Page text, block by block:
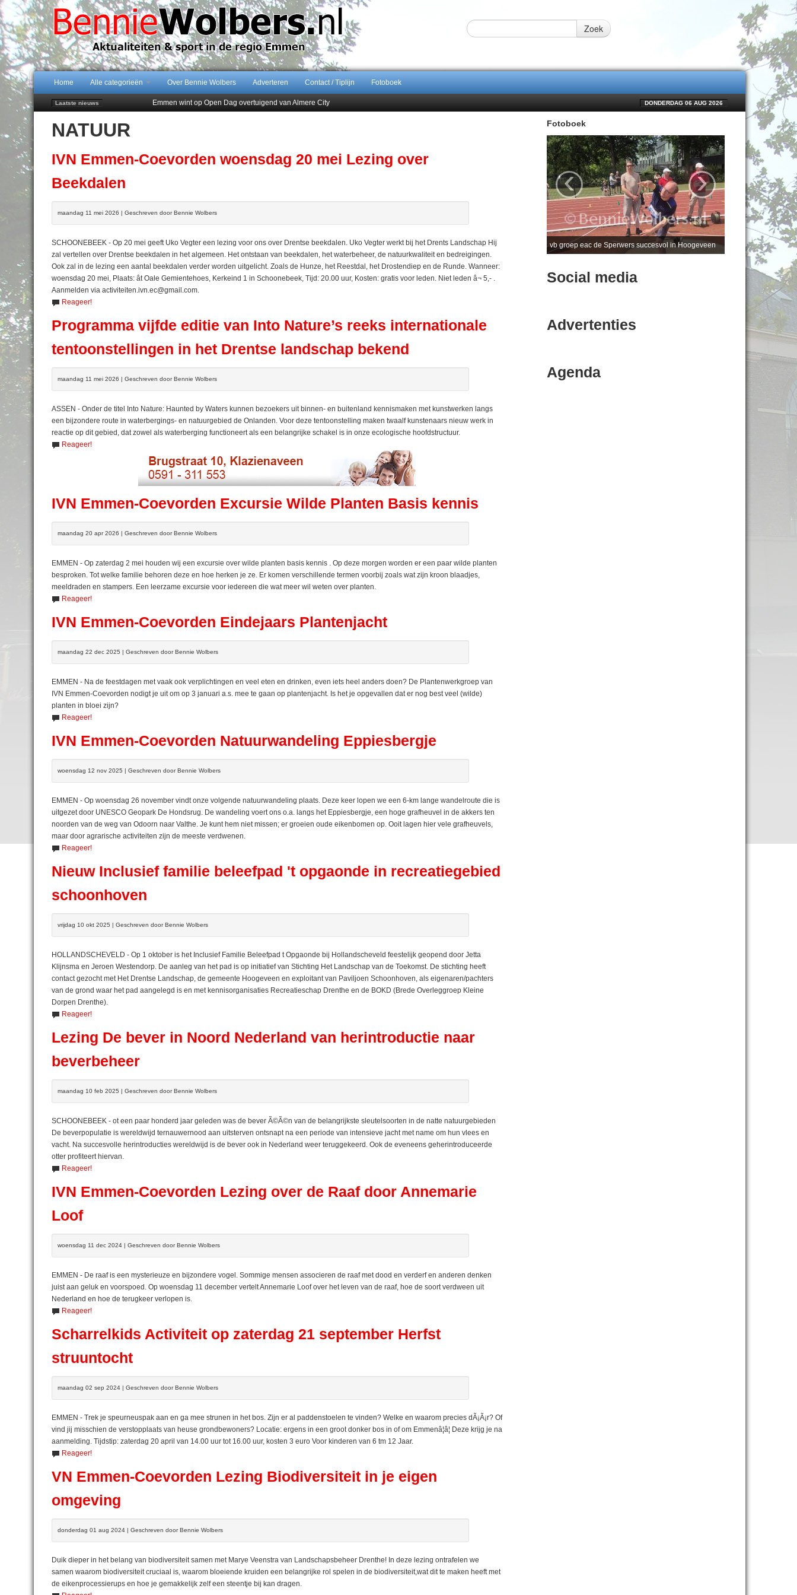
Zoek
Home Alle categorieën Over Bennie Wolbers Adverteren Contact / Tiplijn Fotoboek
Laatste nieuws
Emmen wint op Open Dag overtuigend van Almere City
DONDERDAG 06 AUG 2026
NATUUR
IVN Emmen-Coevorden woensdag 20 mei Lezing over
Beekdalen
maandag 11 mei 2026 | Geschreven door Bennie Wolbers
SCHOONEBEEK - Op 20 mei geeft Uko Vegter een lezing voor ons over Drentse beekdalen. Uko Vegter werkt bij het Drents Landschap Hij
zal vertellen over Drentse beekdalen in het algemeen. Het ontstaan van beekdalen, het waterbeheer, de natuurkwaliteit en bedreigingen.
Ook zal in de lezing een aantal beekdalen verder worden uitgelicht. Zoals de Hunze, het Reestdal, het Drostendiep en de Runde. Wanneer:
woensdag 20 mei, Plaats: ât Oale Gemientehoes, Kerkeind 1 in Schoonebeek, Tijd: 20.00 uur, Kosten: gratis voor leden. Niet leden â¬ 5,- .
Aanmelden via activiteiten.ivn.ec@gmail.com.
Reageer!
Programma vijfde editie van Into Nature’s reeks internationale
tentoonstellingen in het Drentse landschap bekend
maandag 11 mei 2026 | Geschreven door Bennie Wolbers
ASSEN - Onder de titel Into Nature: Haunted by Waters kunnen bezoekers uit binnen- en buitenland kennismaken met kunstwerken langs
een bijzondere route in waterbergings- en natuurgebied de Onlanden. Voor deze tentoonstelling maken twaalf kunstenaars nieuw werk in
reactie op dit gebied, dat zowel als waterberging functioneert als een belangrijke schakel is in onze ecologische hoofdstructuur.
Reageer!
IVN Emmen-Coevorden Excursie Wilde Planten Basis kennis
maandag 20 apr 2026 | Geschreven door Bennie Wolbers
EMMEN - Op zaterdag 2 mei houden wij een excursie over wilde planten basis kennis . Op deze morgen worden er een paar wilde planten
besproken. Tot welke familie behoren deze en hoe herken je ze. Er komen verschillende termen voorbij zoals wat zijn kroon blaadjes,
meeldraden en stampers. Een leerzame excursie voor iedereen die wat meer wil weten over planten.
Reageer!
IVN Emmen-Coevorden Eindejaars Plantenjacht
maandag 22 dec 2025 | Geschreven door Bennie Wolbers
EMMEN - Na de feestdagen met vaak ook verplichtingen en veel eten en drinken, even iets heel anders doen? De Plantenwerkgroep van
IVN Emmen-Coevorden nodigt je uit om op 3 januari a.s. mee te gaan op plantenjacht. Is het je opgevallen dat er nog best veel (wilde)
planten in bloei zijn?
Reageer!
IVN Emmen-Coevorden Natuurwandeling Eppiesbergje
woensdag 12 nov 2025 | Geschreven door Bennie Wolbers
EMMEN - Op woensdag 26 november vindt onze volgende natuurwandeling plaats. Deze keer lopen we een 6-km lange wandelroute die is
uitgezet door UNESCO Geopark De Hondsrug. De wandeling voert ons o.a. langs het Eppiesbergje, een hoge grafheuvel in de akkers ten
noorden van de weg van Odoorn naar Valthe. Je kunt hem niet missen; er groeien oude eikenbomen op. Ooit lagen hier vele grafheuvels,
maar door agrarische activiteiten zijn de meeste verdwenen.
Reageer!
Nieuw Inclusief familie beleefpad 't opgaonde in recreatiegebied
schoonhoven
vrijdag 10 okt 2025 | Geschreven door Bennie Wolbers
HOLLANDSCHEVELD - Op 1 oktober is het Inclusief Familie Beleefpad t Opgaonde bij Hollandscheveld feestelijk geopend door Jetta
Klijnsma en Jeroen Westendorp. De aanleg van het pad is op initiatief van Stichting Het Landschap van de Toekomst. De stichting heeft
contact gezocht met Het Drentse Landschap, de gemeente Hoogeveen en exploitant van Paviljoen Schoonhoven, als eigenaren/pachters
van de grond waar het pad aangelegd is en met kennisorganisaties Recreatieschap Drenthe en de BOKD (Brede Overleggroep Kleine
Dorpen Drenthe).
Reageer!
Lezing De bever in Noord Nederland van herintroductie naar
beverbeheer
maandag 10 feb 2025 | Geschreven door Bennie Wolbers
SCHOONEBEEK - ot een paar honderd jaar geleden was de bever Ã©Ã©n van de belangrijkste sleutelsoorten in de natte natuurgebieden
De beverpopulatie is wereldwijd ternauwernood aan uitsterven ontsnapt na een periode van intensieve jacht met name om hun vlees en
vacht. Na succesvolle herintroducties wereldwijd is de bever ook in Nederland weer teruggekeerd. Ook de eveneens geherintroduceerde
otter profiteert hiervan.
Reageer!
IVN Emmen-Coevorden Lezing over de Raaf door Annemarie
Loof
woensdag 11 dec 2024 | Geschreven door Bennie Wolbers
EMMEN - De raaf is een mysterieuze en bijzondere vogel. Sommige mensen associeren de raaf met dood en verderf en anderen denken
juist aan geluk en voorspoed. Op woensdag 11 december vertelt Annemarie Loof over het leven van de raaf, hoe de soort verdween uit
Nederland en hoe de terugkeer verlopen is.
Reageer!
Scharrelkids Activiteit op zaterdag 21 september Herfst
struuntocht
maandag 02 sep 2024 | Geschreven door Bennie Wolbers
EMMEN - Trek je speurneuspak aan en ga mee strunen in het bos. Zijn er al paddenstoelen te vinden? Welke en waarom precies dÃ¡Ã¡r? Of
vind jij misschien de verstopplaats van heuse grondbewoners? Locatie: ergens in een groot donker bos in of om Emmenâ¦â¦ Deze krijg je na
aanmelding. Tijdstip: zaterdag 20 april van 14.00 uur tot 16.00 uur, kosten 3 euro Voor kinderen van 6 tm 12 Jaar.
Reageer!
VN Emmen-Coevorden Lezing Biodiversiteit in je eigen
omgeving
donderdag 01 aug 2024 | Geschreven door Bennie Wolbers
Duik dieper in het belang van biodiversiteit samen met Marye Veenstra van Landschapsbeheer Drenthe! In deze lezing ontrafelen we
samen waarom biodiversiteit cruciaal is, waarom bloeiende kruiden een belangrijke rol spelen in de biodiversiteit,wat dit te maken heeft met
de eikenprocessierups en hoe je gemakkelijk zelf een steentje bij kan dragen.
Fotoboek
vb groep eac de Sperwers succesvol in Hoogeveen
‹ ›
Social media
Advertenties
Agenda